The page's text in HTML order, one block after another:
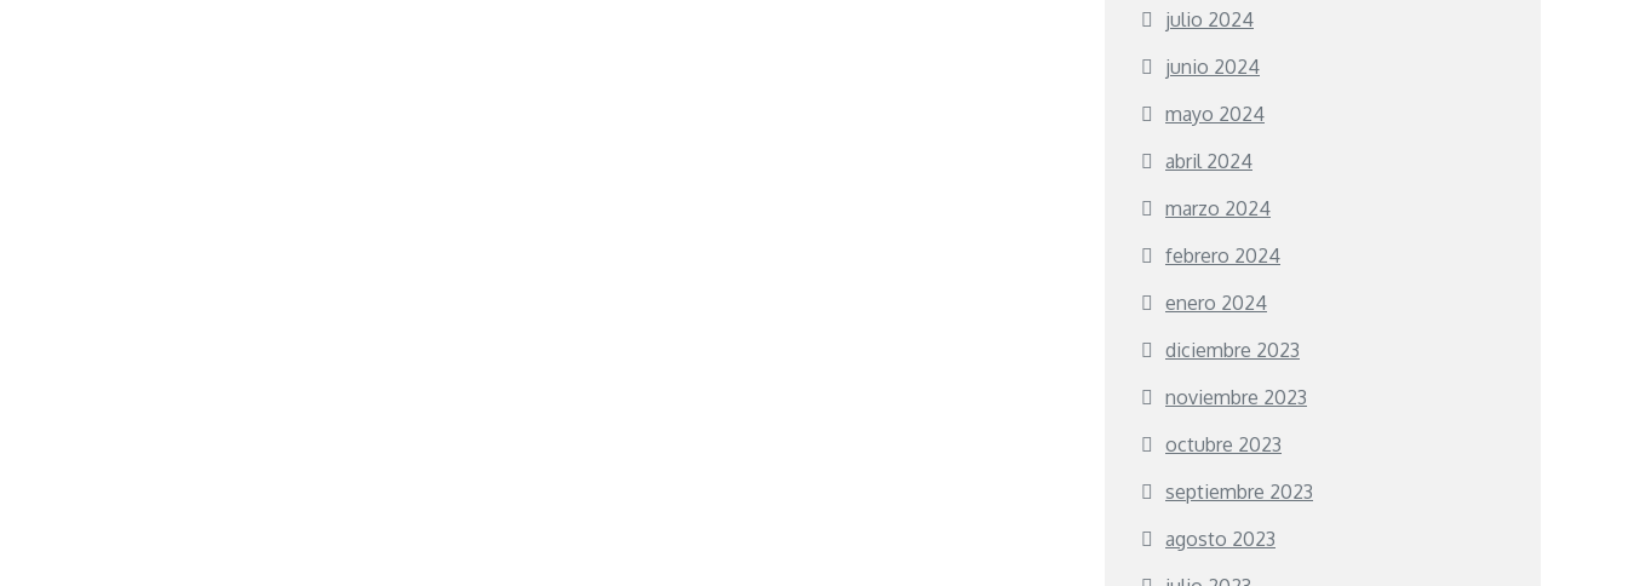
julio 2024
junio 2024
mayo 2024
abril 2024
marzo 2024
febrero 2024
enero 2024
diciembre 2023
noviembre 2023
octubre 2023
septiembre 2023
agosto 2023